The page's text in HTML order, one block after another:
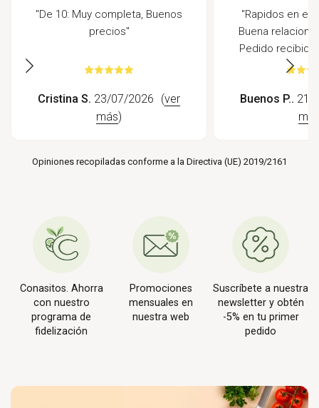
"De 10: Muy completa, Buenos
precios"
Cristina S. 23/07/2026 (ver
más)
"Rapidos en
Buena relacion
Pedido recibido
Buenos P.. 21/
Opiniones recopiladas conforme a la Directiva (UE) 2019/2161
Conasitos. Ahorra
con nuestro
programa de
fidelización
Promociones
mensuales en
nuestra web
Suscríbete a nuestra
newsletter y obtén
-5% en tu primer
pedido